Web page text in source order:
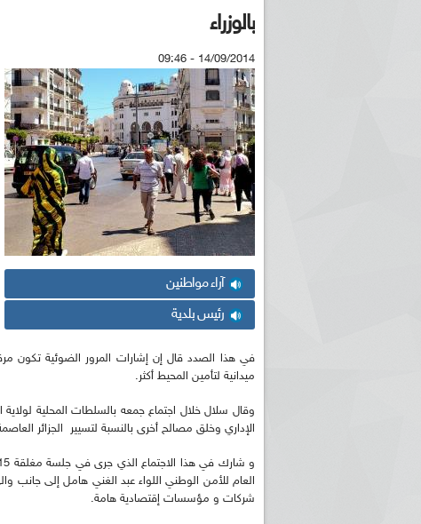
بالوزراء
14/09/2014 - 09:46
آراء مواطنين
رئيس بلدية
في هذا الصدد قال إن إشارات المرور الضوئية تكون
ميدانية لتأمين المحيط أكثر.
الإداري وخلق مصالح أخرى بالنسبة لتسيير الجزائر
العام للأمن الوطني اللواء عبد الغني هامل إلى جانب
شركات و مؤسسات إقتصادية هامة.